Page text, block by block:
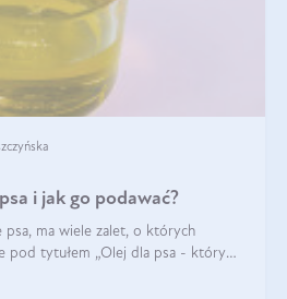
i jak go podawać?
ma wiele zalet, o których
pod tytułem „Olej dla psa - który